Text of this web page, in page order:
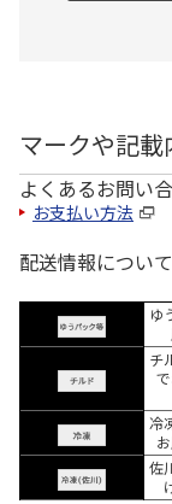
マークや記
よくあるお問い
お支払い方法
配送情報について
ゆ
チ
冷
佐